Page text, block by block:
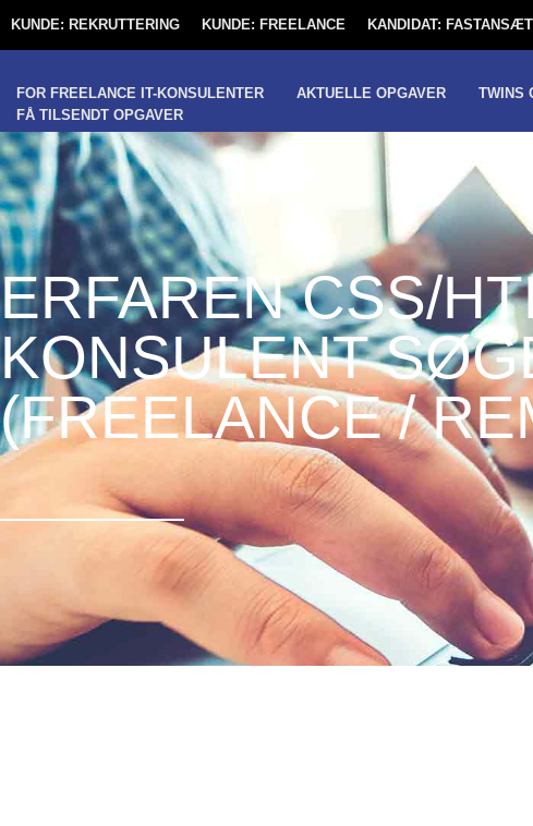
KUNDE: REKRUTTERING KUNDE: FREELANCE KANDIDAT:
FOR FREELANCE IT-KONSULENTER AKTUELLE OPGAVER TWINS
FÅ TILSENDT OPGAVER
ERFAREN CSS/
KONSULENT
(FREELANCE /